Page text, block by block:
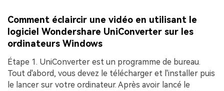
Comment éclaircir une vidéo en utilisant le
logiciel Wondershare UniConverter sur les
ordinateurs Windows
Étape 1. UniConverter est un programme de bureau.
Tout d'abord, vous devez le télécharger et l'installer puis
le lancer sur votre ordinateur. Après avoir lancé le